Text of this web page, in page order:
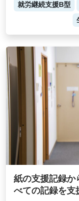
就労継続支援B型
紙の支援記録か
べての記録を支